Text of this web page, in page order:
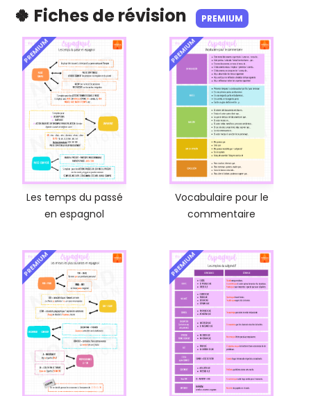
🍀 Fiches de révision PREMIUM
PREMIUM
Les temps du passé
en espagnol
PREMIUM
Vocabulaire pour le
commentaire
PREMIUM PREMIUM